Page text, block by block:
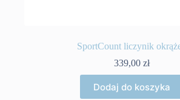
SportCount liczynik
339,00 zł
Dodaj do koszyka